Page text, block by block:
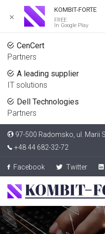
CenCert
Partners
A leading supplier
IT solutions
Dell Technologies
Partners
97-500 Radomsko, ul. Marii
+48 44 682-32-72
Facebook Twitter
✕
KOMBIT-FORTE
FREE
In Google Play